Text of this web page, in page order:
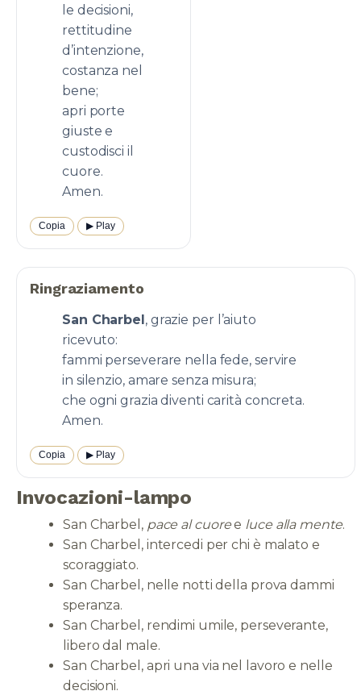
le decisioni,
rettitudine
d’intenzione,
costanza nel
bene;
apri porte
giuste e
custodisci il
cuore.
Amen.
Copia ▶︎ Play
Ringraziamento
San Charbel, grazie per l’aiuto
ricevuto:
fammi perseverare nella fede, servire
in silenzio, amare senza misura;
che ogni grazia diventi carità concreta.
Amen.
Copia ▶︎ Play
Invocazioni-lampo
San Charbel, pace al cuoree luce alla mente.
San Charbel, intercedi per chi è malato e
scoraggiato.
San Charbel, nelle notti della prova dammi
speranza.
San Charbel, rendimi umile, perseverante,
libero dal male.
San Charbel, apri una via nel lavoro e nelle
decisioni.